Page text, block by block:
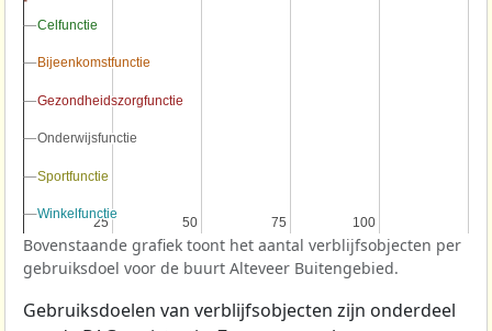
25
25 50
50 75
75 100
100
Celfunctie
Celfunctie
Bijeenkomstfunctie
Bijeenkomstfunctie
Gezondheidszorgfunctie
Gezondheidszorgfunctie
Onderwijsfunctie
Onderwijsfunctie
Sportfunctie
Sportfunctie
Winkelfunctie
Winkelfunctie
Bovenstaande grafiek toont het aantal verblijfsobjecten per
gebruiksdoel voor de buurt Alteveer Buitengebied.
Gebruiksdoelen van verblijfsobjecten zijn onderdeel